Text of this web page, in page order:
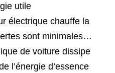
utile
électrique chauffe la
sont minimales…
de voiture dissipe
l’énergie d’essence